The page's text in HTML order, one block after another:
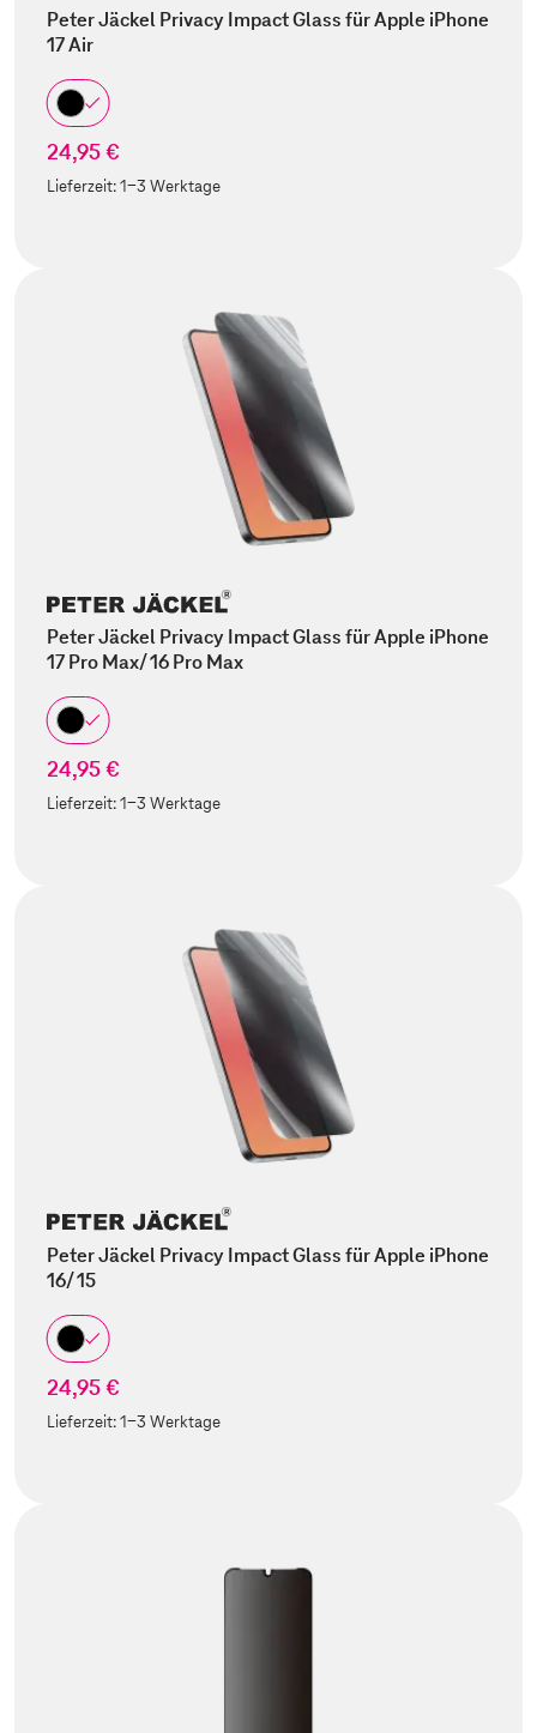
Peter Jäckel Privacy Impact Glass für Apple iPhone
17 Air
24,95 €
Lieferzeit:1-3 Werktage
Peter Jäckel Privacy Impact Glass für Apple iPhone
17 Pro Max/ 16 Pro Max
24,95 €
Lieferzeit:1-3 Werktage
Peter Jäckel Privacy Impact Glass für Apple iPhone
16/ 15
24,95 €
Lieferzeit:1-3 Werktage